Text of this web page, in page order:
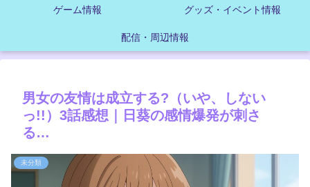
ゲーム情報 グッズ・イベント情報
配信・周辺情報
男女の友情は成立する?（いや、しない
っ!!）3話感想｜日葵の感情爆発が刺さ
る…
未分類